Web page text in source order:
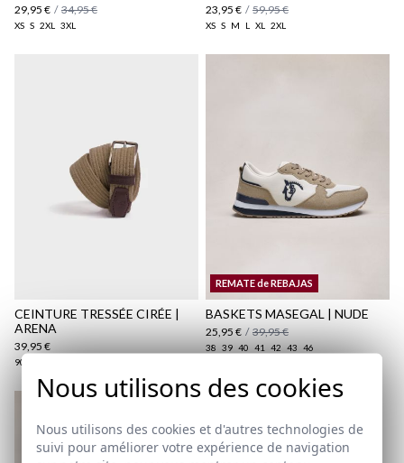
29,95 € / 34,95 €
XS S 2XL 3XL
23,95 € / 59,95 €
XS S M L XL 2XL
CEINTURE TRESSÉE CIRÉE |
ARENA
39,95 €
90
REMATE de REBAJAS
BASKETS MASEGAL | NUDE
25,95 € / 39,95 €
38 39 40 41 42 43 46
SWEAT-SHIRT À CAPUCHE
Nous utilisons des cookies
Nous utilisons des cookies et d'autres technologies de
suivi pour améliorer votre expérience de navigation